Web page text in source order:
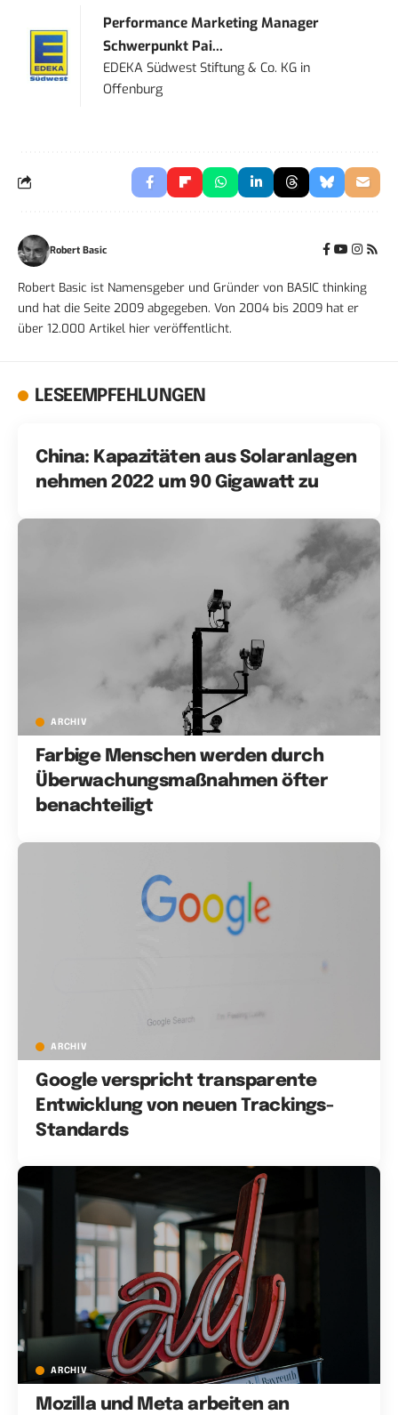
Performance Marketing Manager
Schwerpunkt Pai...
EDEKA Südwest Stiftung & Co. KG in
Offenburg
Robert Basic
Robert Basic ist Namensgeber und Gründer von BASIC thinking
und hat die Seite 2009 abgegeben. Von 2004 bis 2009 hat er
über 12.000 Artikel hier veröffentlicht.
LESEEMPFEHLUNGEN
China: Kapazitäten aus Solaranlagen
nehmen 2022 um 90 Gigawatt zu
ARCHIV
Farbige Menschen werden durch
Überwachungsmaßnahmen öfter
benachteiligt
ARCHIV
Google verspricht transparente
Entwicklung von neuen Trackings-
Standards
ARCHIV
Mozilla und Meta arbeiten an